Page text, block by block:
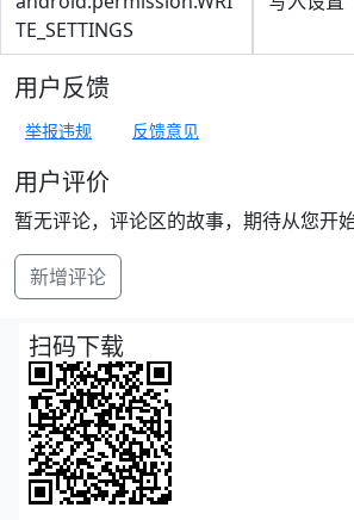
TE_SETTINGS
用户反馈
举报违规 反馈意见
用户评价
暂无评论，评论区的故事，期待从您开始
新增评论
扫码下载